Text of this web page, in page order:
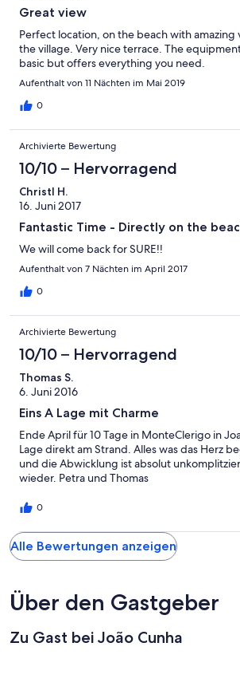
Great view
Perfect location, on the beach with amazing
the village. Very nice terrace. The
basic but offers everything you need.
Aufenthalt von 11 Nächten im Mai 2019
0
Archivierte Bewertung
10/10 – Hervorragend
Christl H.
16. Juni 2017
Fantastic Time - Directly on the
We will come back for SURE!!
Aufenthalt von 7 Nächten im April 2017
0
Archivierte Bewertung
10/10 – Hervorragend
Thomas S.
6. Juni 2016
Eins A Lage mit Charme
Ende April für 10 Tage in MonteClerigo in
Lage direkt am Strand. Alles was das Herz
und die Abwicklung ist absolut
wieder. Petra und Thomas
0
Alle Bewertungen anzeigen
Über den Gastgeber
Zu Gast bei João Cunha